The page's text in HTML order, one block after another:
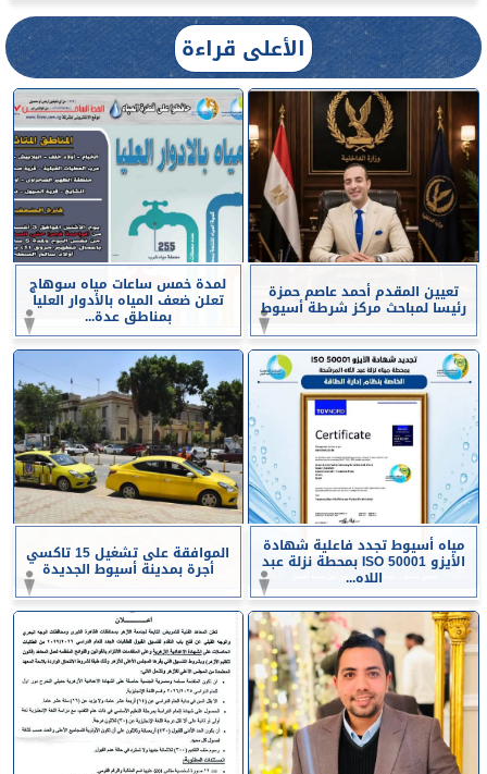
الأعلى قراءة
تعيين المقدم أحمد عاصم حمزة
رئيسا لمباحث مركز شرطة أسيوط
لمدة خمس ساعات مياه سوهاج
تعلن ضعف المياه بالأدوار العليا
بمناطق عدة...
مياه أسيوط تجدد فاعلية شهادة
الأيزو ISO 50001 بمحطة نزلة عبد
اللاه...
الموافقة على تشغيل 15 تاكسي
أجرة بمدينة أسيوط الجديدة